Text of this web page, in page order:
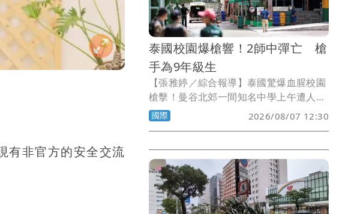
有非官方的安全交流
泰國校園爆槍響！2師中彈亡 槍
手為9年級生
【張雅婷／綜合報導】泰國驚爆血腥校園
槍擊！曼谷北郊一間知名中學上午遭人持
槍掃射，2名教師當場身亡，凶嫌被爆是
學生，甚至還與趕來的警方駁火，目前現
國際 2026/08/07 12:30